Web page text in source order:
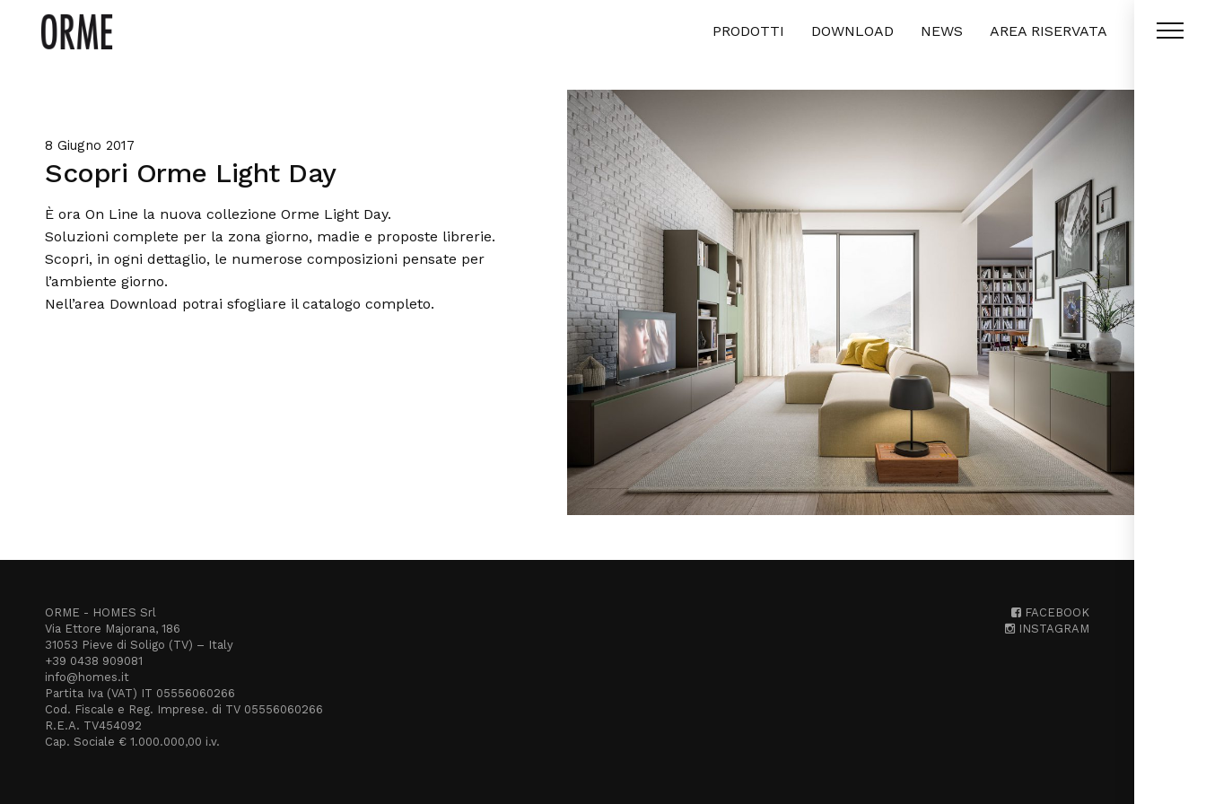
PRODOTTI DOWNLOAD NEWS AREA RISERVATA
8 Giugno 2017
Scopri Orme Light Day
È ora On Line la nuova collezione Orme Light Day.
Soluzioni complete per la zona giorno, madie e proposte librerie.
Scopri, in ogni dettaglio, le numerose composizioni pensate per
l’ambiente giorno.
Nell’area Download potrai sfogliare il catalogo completo.
ORME - HOMES Srl
Via Ettore Majorana, 186
31053 Pieve di Soligo (TV) – Italy
+39 0438 909081
info@homes.it
Partita Iva (VAT) IT 05556060266
Cod. Fiscale e Reg. Imprese. di TV 05556060266
R.E.A. TV454092
Cap. Sociale € 1.000.000,00 i.v.
FACEBOOK
INSTAGRAM